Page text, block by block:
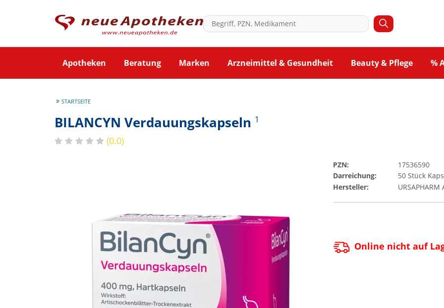
Apotheken Beratung Marken Arzneimittel & Gesundheit Beauty & Pflege %
STARTSEITE
BILANCYN Verdauungskapseln 1
(0.0)
PZN:
17536590
Darreichung:
50Stück
Hersteller:
Online nicht auf